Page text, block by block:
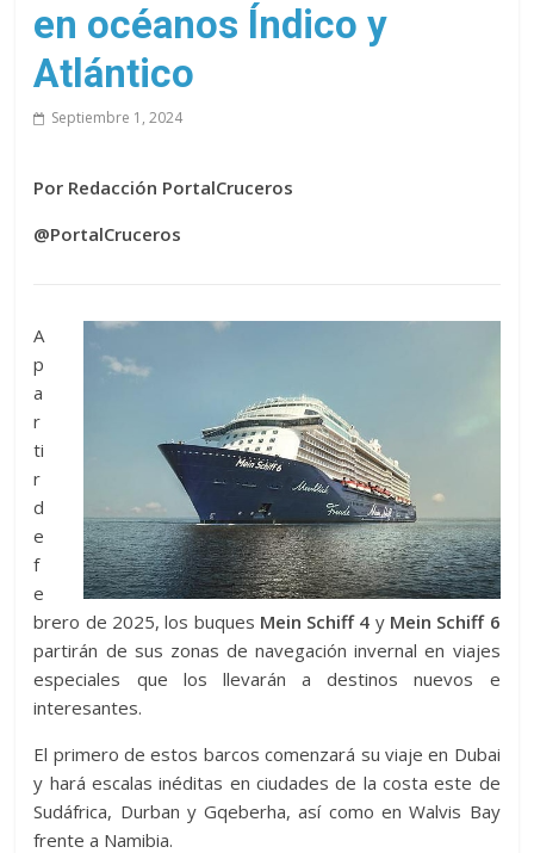
en océanos Índico y
Atlántico
Septiembre 1, 2024
Por Redacción PortalCruceros
@PortalCruceros
A
p
a
r
ti
r
d
e
f
e
brero de 2025, los buques Mein Schiff 4 yMein Schiff 6
partirán de sus zonas de navegación invernal en viajes
especiales que los llevarán a destinos nuevos e
interesantes.
El primero de estos barcos comenzará su viaje en Dubai
y hará escalas inéditas en ciudades de la costa este de
Sudáfrica, Durban y Gqeberha, así como en Walvis Bay
frente a Namibia.